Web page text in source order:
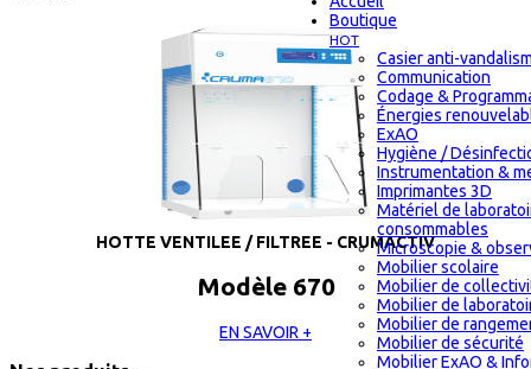
Boutique
HOT
Casier anti-
Communication
Codage &
Énergies
ExAO
Hygiène /
Instrumentation &
Imprimantes 3D
Matériel de
consommables
Microscopie &
Mobilier scolaire
Mobilier de
Mobilier de
Mobilier de
Mobilier de sécurité
Mobilier ExAO &
HOTTE VENTILEE / FILTREE - CRUMACTIV
Modèle 670
EN SAVOIR +